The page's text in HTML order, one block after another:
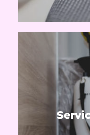
Tratamiento
plagas y